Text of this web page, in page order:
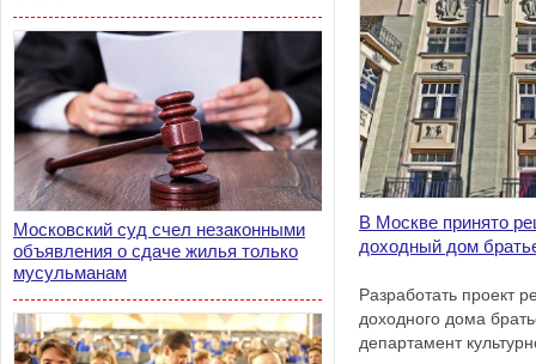
Московский суд счел незаконными
объявления о сдаче жилья только
мусульманам
В Москве принято
доходный дом
Разработать проект
доходного дома
департамент